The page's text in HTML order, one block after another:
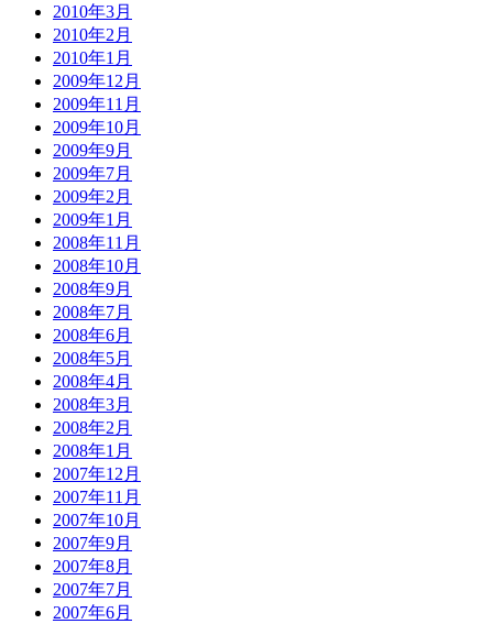
2010年3月
2010年2月
2010年1月
2009年12月
2009年11月
2009年10月
2009年9月
2009年7月
2009年2月
2009年1月
2008年11月
2008年10月
2008年9月
2008年7月
2008年6月
2008年5月
2008年4月
2008年3月
2008年2月
2008年1月
2007年12月
2007年11月
2007年10月
2007年9月
2007年8月
2007年7月
2007年6月